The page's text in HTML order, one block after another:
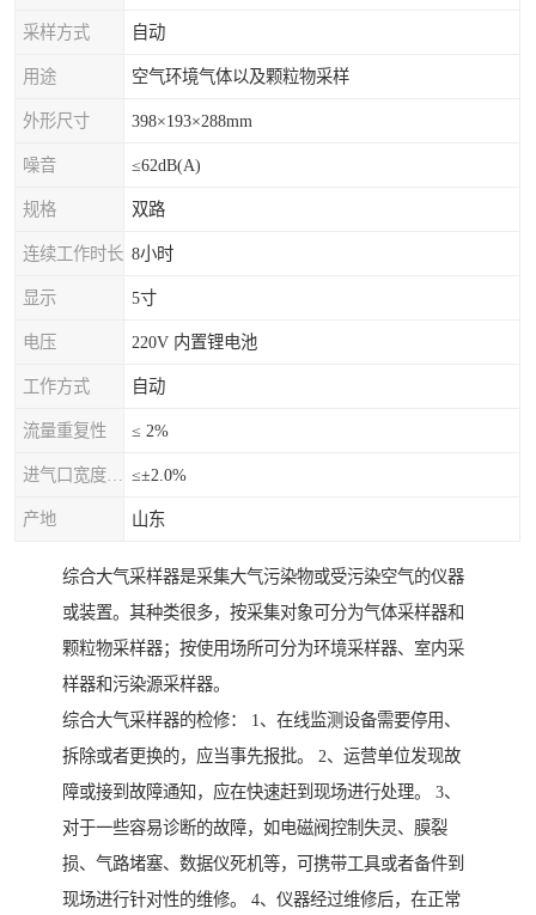
采样方式 自动
用途 空气环境气体以及颗粒物采样
外形尺寸 398×193×288mm
噪音 ≤62dB(A)
规格 双路
连续工作时长 8小时
显示 5寸
电压 220V 内置锂电池
工作方式 自动
流量重复性 ≤ 2%
≤±2.0%
产地 山东
综合大气采样器是采集大气污染物或受污染空气的仪器
或装置。其种类很多，按采集对象可分为气体采样器和
颗粒物采样器；按使用场所可分为环境采样器、室内采
样器和污染源采样器。
综合大气采样器的检修： 1、在线监测设备需要停用、
拆除或者更换的，应当事先报批。 2、运营单位发现故
障或接到故障通知，应在快速赶到现场进行处理。 3、
对于一些容易诊断的故障，如电磁阀控制失灵、膜裂
损、气路堵塞、数据仪死机等，可携带工具或者备件到
现场进行针对性的维修。 4、仪器经过维修后，在正常